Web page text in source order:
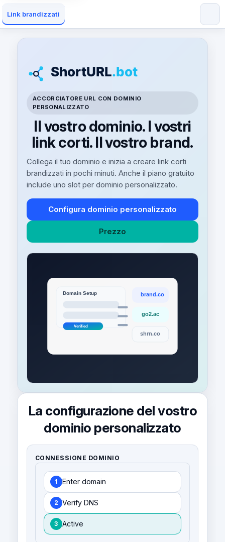
Link brandizzati
ACCORCIATORE URL CON DOMINIO
PERSONALIZZATO
Il vostro dominio. I vostri
link corti. Il vostro brand.
Collega il tuo dominio e inizia a creare link corti
brandizzati in pochi minuti. Anche il piano gratuito
include uno slot per dominio personalizzato.
Configura dominio personalizzato
Prezzo
La configurazione del vostro
dominio personalizzato
CONNESSIONE DOMINIO
1 Enter domain
2 Verify DNS
3 Active